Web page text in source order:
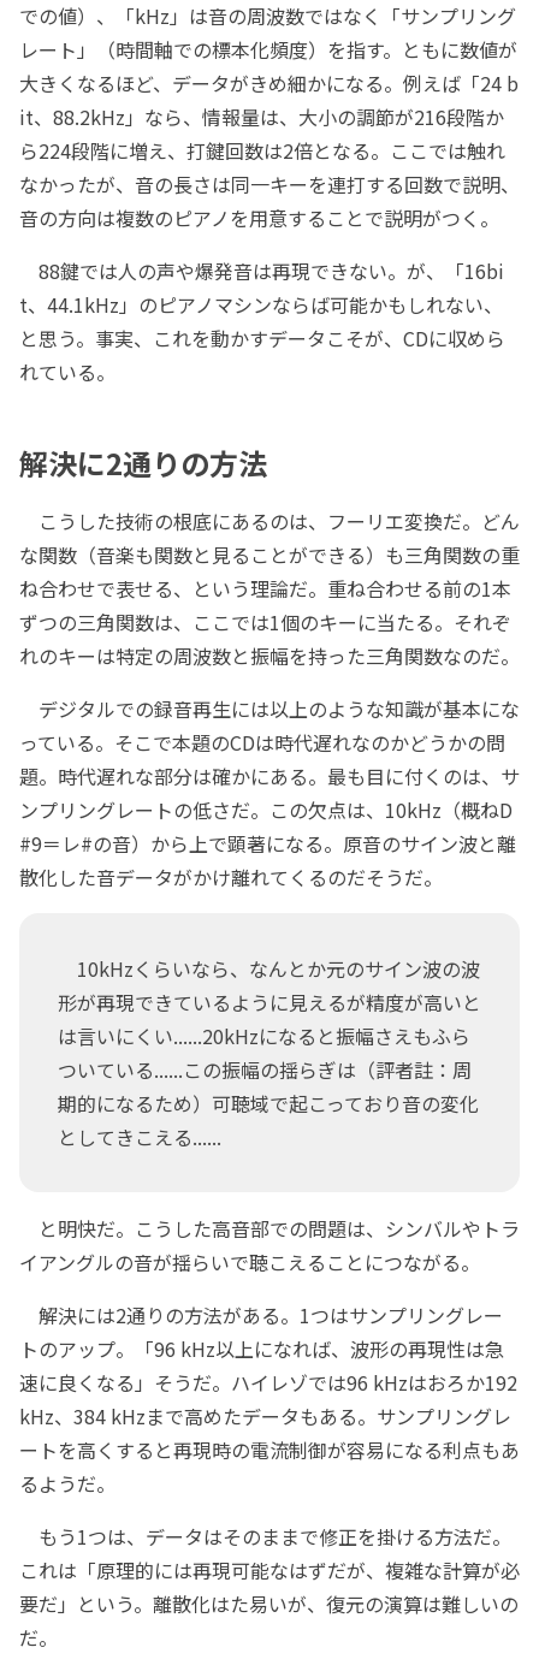
での値）、「kHz」は音の周波数ではなく「サンプリング
レート」（時間軸での標本化頻度）を指す。ともに数値が
大きくなるほど、データがきめ細かになる。例えば「24 b
it、88.2kHz」なら、情報量は、大小の調節が216段階か
ら224段階に増え、打鍵回数は2倍となる。ここでは触れ
なかったが、音の長さは同一キーを連打する回数で説明、
音の方向は複数のピアノを用意することで説明がつく。
88鍵では人の声や爆発音は再現できない。が、「16bi
t、44.1kHz」のピアノマシンならば可能かもしれない、
と思う。事実、これを動かすデータこそが、CDに収めら
れている。
解決に2通りの方法
こうした技術の根底にあるのは、フーリエ変換だ。どん
な関数（音楽も関数と見ることができる）も三角関数の重
ね合わせで表せる、という理論だ。重ね合わせる前の1本
ずつの三角関数は、ここでは1個のキーに当たる。それぞ
れのキーは特定の周波数と振幅を持った三角関数なのだ。
デジタルでの録音再生には以上のような知識が基本にな
っている。そこで本題のCDは時代遅れなのかどうかの問
題。時代遅れな部分は確かにある。最も目に付くのは、サ
ンプリングレートの低さだ。この欠点は、10kHz（概ねD
#9＝レ#の音）から上で顕著になる。原音のサイン波と離
散化した音データがかけ離れてくるのだそうだ。
10kHzくらいなら、なんとか元のサイン波の波
形が再現できているように見えるが精度が高いと
は言いにくい......20kHzになると振幅さえもふら
ついている......この振幅の揺らぎは（評者註：周
期的になるため）可聴域で起こっており音の変化
としてきこえる......
と明快だ。こうした高音部での問題は、シンバルやトラ
イアングルの音が揺らいで聴こえることにつながる。
解決には2通りの方法がある。1つはサンプリングレー
トのアップ。「96 kHz以上になれば、波形の再現性は急
速に良くなる」そうだ。ハイレゾでは96 kHzはおろか192
kHz、384 kHzまで高めたデータもある。サンプリングレ
ートを高くすると再現時の電流制御が容易になる利点もあ
るようだ。
もう1つは、データはそのままで修正を掛ける方法だ。
これは「原理的には再現可能なはずだが、複雑な計算が必
要だ」という。離散化はた易いが、復元の演算は難しいの
だ。